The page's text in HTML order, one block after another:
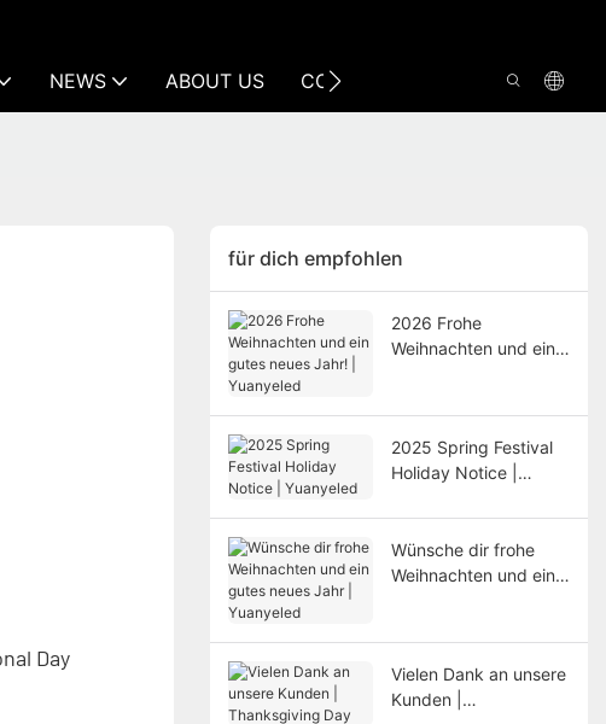
NEWS ABOUT US CONTACT US
Day
für dich empfohlen
2026 Frohe
Weihnachten und ein
2025 Spring Festival
Holiday Notice |
Wünsche dir frohe
Weihnachten und ein
Vielen Dank an unsere
Kunden |